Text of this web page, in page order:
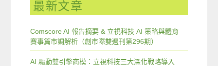
最新文章
Comscore AI 報告摘要 & 立視科技 AI 策略與體育
賽事篇市調解析（創市際雙週刊第296期）
AI 驅動雙引擎商模：立視科技三大深化戰略導入